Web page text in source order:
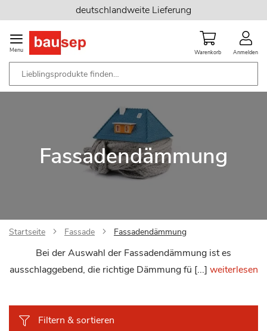
Inhalt
springen
deutschlandweite Lieferung
Menu Warenkorb Anmelden
Fassadendämmung
Startseite Fassade Fassadendämmung
Bei der Auswahl der Fassadendämmung ist es
ausschlaggebend, die richtige Dämmung fü [...] weiterlesen
Filtern & sortieren